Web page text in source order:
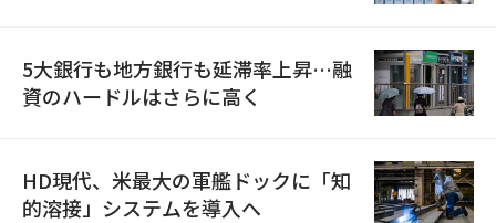
5大銀行も地方銀行も延滞率上昇…融
資のハードルはさらに高く
HD現代、米最大の軍艦ドックに「知
的溶接」システムを導入へ